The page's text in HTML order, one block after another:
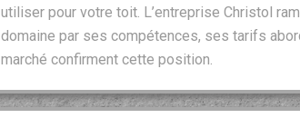
utiliser pour votre toit. L’entreprise Christol
domaine par ses compétences, ses tarifs
marché confirment cette position.